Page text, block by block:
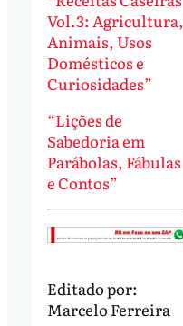
Vol.3: Agricultura,
Animais, Usos
Domésticos e
Curiosidades”
“Lições de
Sabedoria em
Parábolas, Fábulas
e Contos”
Editado por:
Marcelo Ferreira